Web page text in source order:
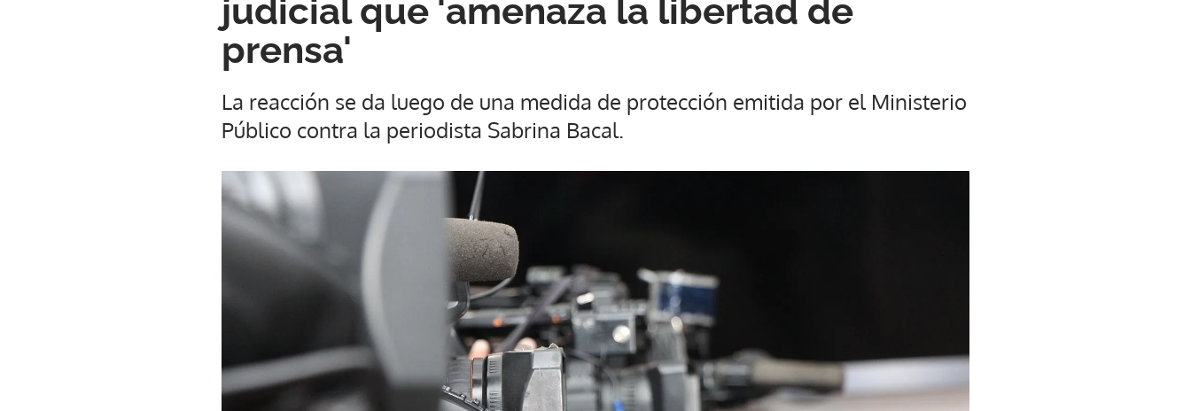
judicial que 'amenaza la libertad de
prensa'
La reacción se da luego de una medida de protección emitida por el Ministerio
Público contra la periodista Sabrina Bacal.